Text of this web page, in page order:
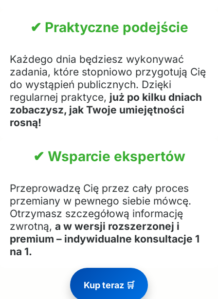
✔ Praktyczne podejście
Każdego dnia będziesz wykonywać
zadania, które stopniowo przygotują Cię
do wystąpień publicznych. Dzięki
regularnej praktyce, już po kilku dniach
zobaczysz, jak Twoje umiejętności
rosną!
✔ Wsparcie ekspertów
Przeprowadzę Cię przez cały proces
przemiany w pewnego siebie mówcę.
Otrzymasz szczegółową informację
zwrotną, a w wersji rozszerzonej i
premium – indywidualne konsultacje 1
na 1.
Kup teraz 🛒